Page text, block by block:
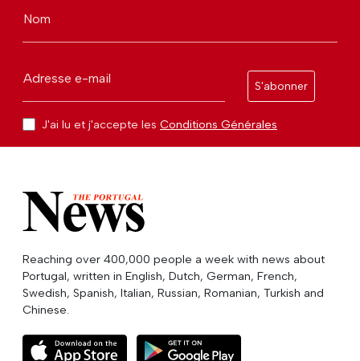
Nom
Adresse e-mail
S'abonner
J'ai lu et j'accepte les Conditions Générales
Reaching over 400,000 people a week with news about
Portugal, written in English, Dutch, German, French,
Swedish, Spanish, Italian, Russian, Romanian, Turkish and
Chinese.